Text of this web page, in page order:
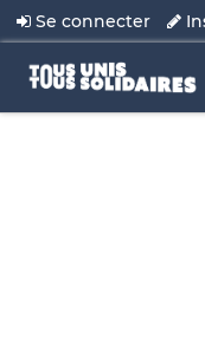
Se connecter